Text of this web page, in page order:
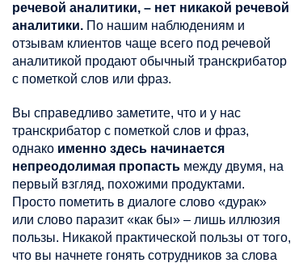
речевой аналитики, – нет никакой речевой
аналитики. По нашим наблюдениям и
отзывам клиентов чаще всего под речевой
аналитикой продают обычный транскрибатор
с пометкой слов или фраз.
Вы справедливо заметите, что и у нас
транскрибатор с пометкой слов и фраз,
однако именно здесь начинается
непреодолимая пропасть между двумя, на
первый взгляд, похожими продуктами.
Просто пометить в диалоге слово «дурак»
или слово паразит «как бы» – лишь иллюзия
пользы. Никакой практической пользы от того,
что вы начнете гонять сотрудников за слова